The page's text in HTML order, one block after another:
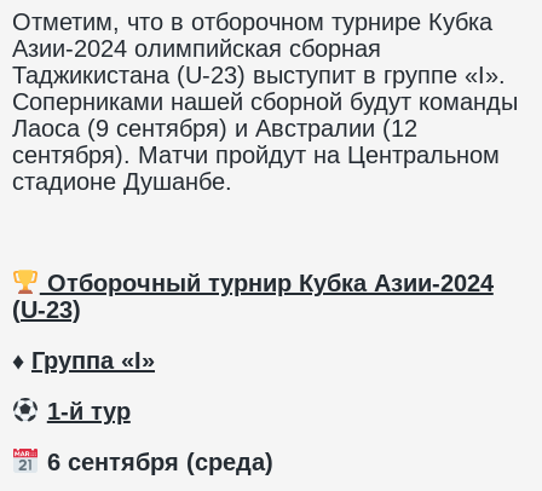
Отметим, что в отборочном турнире Кубка
Азии-2024 олимпийская сборная
Таджикистана (U-23) выступит в группе «I».
Соперниками нашей сборной будут команды
Лаоса (9 сентября) и Австралии (12
сентября). Матчи пройдут на Центральном
стадионе Душанбе.
Отборочный турнир Кубка Азии-2024
(U-23)
♦ Группа «I»
1-й тур
6 сентября (среда)